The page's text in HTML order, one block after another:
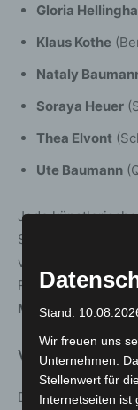
Gloria
Klaus Kothe
Nataly
Soraya Heuer
Thea Elvont
Ute Baumann
Jede
Sprache mit.
von Vielfalt lebt
Fragestellung
Menschen – und
Vernissage
Die Vernissage am
Stand:
Wir freuen uns
Unternehmen.
Stellenwert für
Internetseiten ist